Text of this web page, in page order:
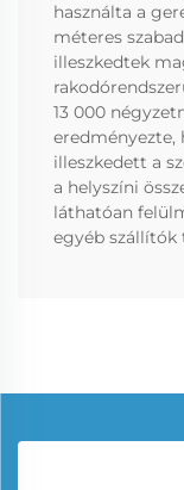
használta a
méteres
illeszkedtek
13 000
eredményezte,
illeszkedett a
a helyszíni
láthatóan
egyéb szállítók